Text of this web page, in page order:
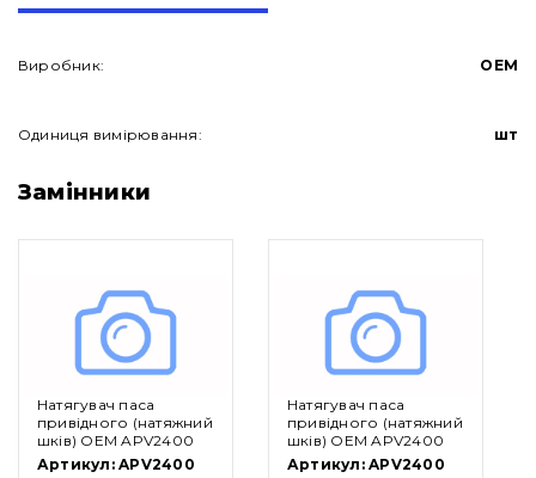
Про нас
Вакансії
Каталог
Фільтри та мастильні матеріали
Виробник: OEM
Одиниця вимірювання: шт
Замінники
Натягувач паса
привідного (натяжний
шків) OEM APV2400
Артикул:APV2400
Натягувач паса
привідного (натяжний
шків) OEM APV2400
Артикул:APV2400